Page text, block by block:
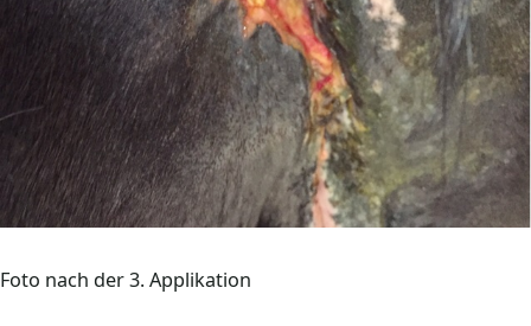
Foto nach der 3. Applikation